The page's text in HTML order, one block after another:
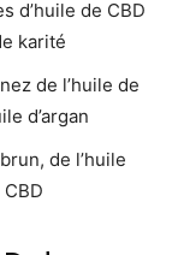
d’huile de CBD
karité
de l’huile de
d’argan
de l’huile